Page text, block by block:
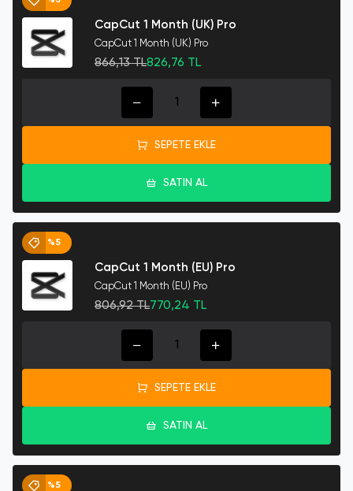
CapCut 1 Month (UK) Pro
CapCut 1 Month (UK) Pro
866,13 TL826,76 TL
SEPETE EKLE
SATIN AL
%5
CapCut 1 Month (EU) Pro
CapCut 1 Month (EU) Pro
806,92 TL770,24 TL
SEPETE EKLE
SATIN AL
%5